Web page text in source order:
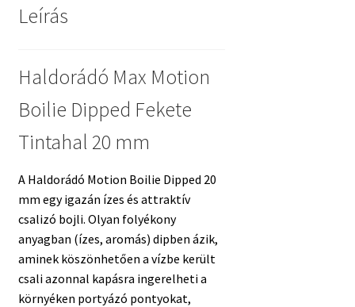
Leírás
Haldorádó Max Motion
Boilie Dipped Fekete
Tintahal 20 mm
A Haldorádó Motion Boilie Dipped 20
mm egy igazán ízes és attraktív
csalizó bojli. Olyan folyékony
anyagban (ízes, aromás) dipben ázik,
aminek köszönhetően a vízbe került
csali azonnal kapásra ingerelheti a
környéken portyázó pontyokat,